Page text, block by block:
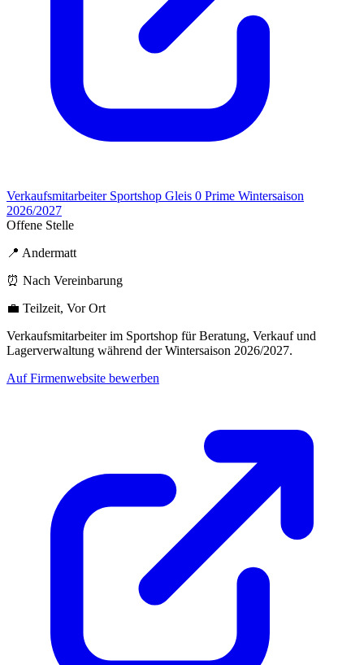
Verkaufsmitarbeiter Sportshop Gleis 0 Prime Wintersaison
2026/2027
Offene Stelle
📍 Andermatt
⏰ Nach Vereinbarung
💼 Teilzeit, Vor Ort
Verkaufsmitarbeiter im Sportshop für Beratung, Verkauf und
Lagerverwaltung während der Wintersaison 2026/2027.
Auf Firmenwebsite bewerben